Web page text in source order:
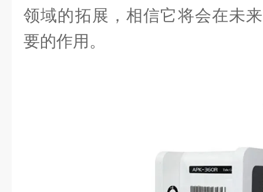
领域的拓展，相信它将会在未
要的作用。